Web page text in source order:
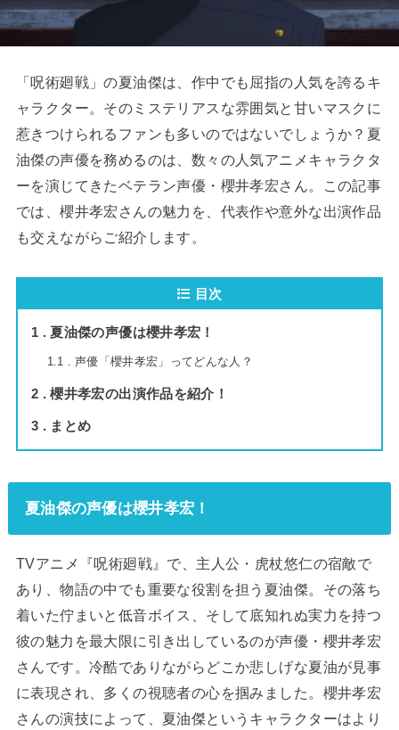
「呪術廻戦」の夏油傑は、作中でも屈指の人気を誇るキ
ャラクター。そのミステリアスな雰囲気と甘いマスクに
惹きつけられるファンも多いのではないでしょうか？夏
油傑の声優を務めるのは、数々の人気アニメキャラクタ
ーを演じてきたベテラン声優・櫻井孝宏さん。この記事
では、櫻井孝宏さんの魅力を、代表作や意外な出演作品
も交えながらご紹介します。
目次
1 夏油傑の声優は櫻井孝宏！
1.1 声優「櫻井孝宏」ってどんな人？
2 櫻井孝宏の出演作品を紹介！
3 まとめ
夏油傑の声優は櫻井孝宏！
TVアニメ『呪術廻戦』で、主人公・虎杖悠仁の宿敵で
あり、物語の中でも重要な役割を担う夏油傑。その落ち
着いた佇まいと低音ボイス、そして底知れぬ実力を持つ
彼の魅力を最大限に引き出しているのが声優・櫻井孝宏
さんです。冷酷でありながらどこか悲しげな夏油が見事
に表現され、多くの視聴者の心を掴みました。櫻井孝宏
さんの演技によって、夏油傑というキャラクターはより